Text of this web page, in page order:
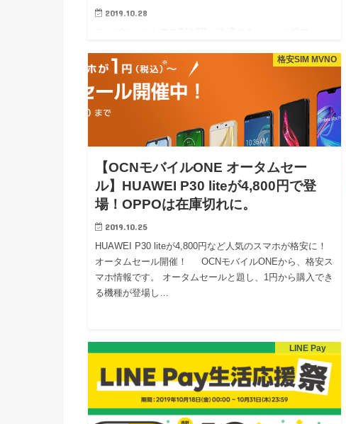
2019.10.28
なりすみませんが、かなり面白いキャンペーンです。
期間中、ディズニースト…
格安SIM MVNO
【OCNモバイルONE オータムセー
ル】HUAWEI P30 liteが4,800円で登
場！OPPOは在庫切れに。
2019.10.25
HUAWEI P30 liteが4,800円など人気のスマホが格安に！
オータムセール開催！ OCNモバイルONEから、格安ス
マホ情報です。 オータムセールと題し、1円から購入でき
る機種が登場し…
LINE Pay